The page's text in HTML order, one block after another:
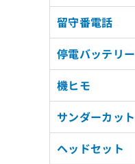
留守番電話
停電バッテリー
機ヒモ
サンダーカット
ヘッドセット